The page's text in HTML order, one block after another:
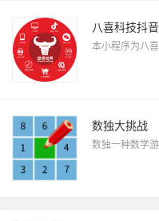
八喜科技抖
本小程序为八
数独大挑战
数独一种数学